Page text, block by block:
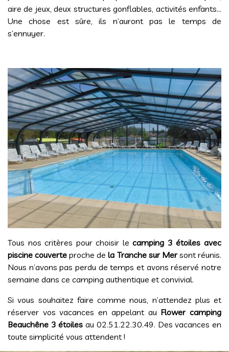
aire de jeux, deux structures gonflables, activités enfants…
Une chose est sûre, ils n’auront pas le temps de
s’ennuyer.
Tous nos critères pour choisir lecamping 3 étoiles avec
piscine couverte proche dela Tranche sur Mersont réunis.
Nous n’avons pas perdu de temps et avons réservé notre
semaine dans ce camping authentique et convivial.
Si vous souhaitez faire comme nous, n’attendez plus et
réserver vos vacances en appelant au Flower camping
Beauchêne 3 étoiles au 02.51.22.30.49. Des vacances en
toute simplicité vous attendent !